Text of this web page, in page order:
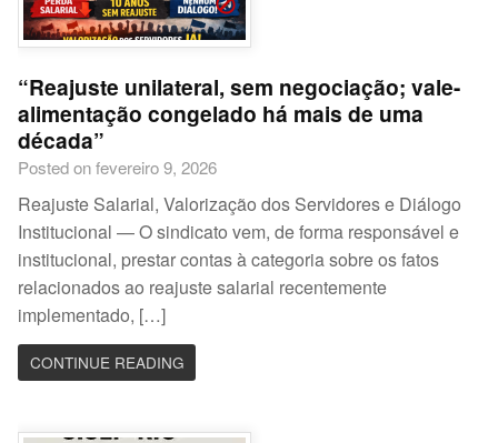
“Reajuste unilateral, sem negociação; vale-
alimentação congelado há mais de uma
década”
Posted on fevereiro 9, 2026
Reajuste Salarial, Valorização dos Servidores e Diálogo
Institucional — O sindicato vem, de forma responsável e
institucional, prestar contas à categoria sobre os fatos
relacionados ao reajuste salarial recentemente
implementado, […]
CONTINUE READING